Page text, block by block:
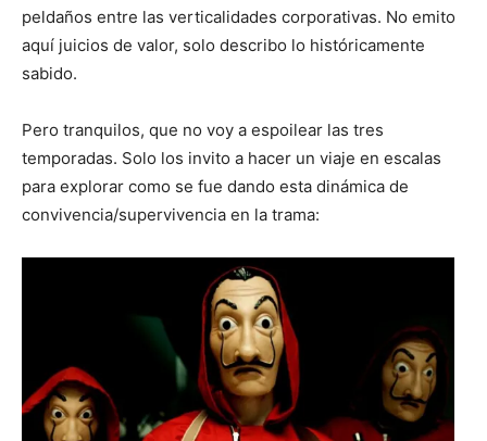
peldaños entre las verticalidades corporativas. No emito
aquí juicios de valor, solo describo lo históricamente
sabido.
Pero tranquilos, que no voy a espoilear las tres
temporadas. Solo los invito a hacer un viaje en escalas
para explorar como se fue dando esta dinámica de
convivencia/supervivencia en la trama: